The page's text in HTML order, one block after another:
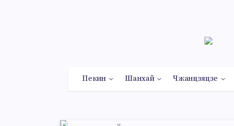
Пекин Шанхай Чжанцзяцзе